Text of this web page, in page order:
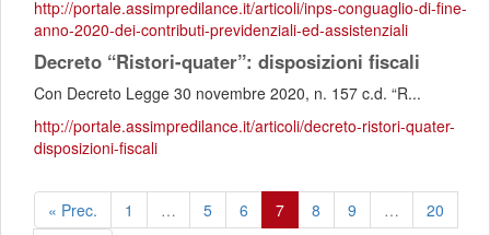
http://portale.assimpredilance.it/articoli/inps-conguaglio-di-fine-
anno-2020-dei-contributi-previdenziali-ed-assistenziali
Decreto “Ristori-quater”: disposizioni fiscali
Con Decreto Legge 30 novembre 2020, n. 157 c.d. “R...
http://portale.assimpredilance.it/articoli/decreto-ristori-quater-
disposizioni-fiscali
« Prec. 1 … 5 6 7 8 9 …
20